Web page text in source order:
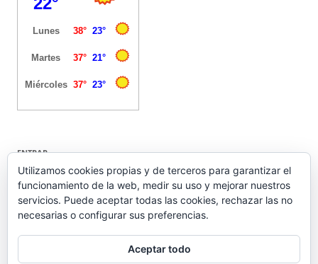
ENTRAR
Acceder
Feed de entradas
Feed de comentarios
WordPress.org
Utilizamos cookies propias y de terceros para garantizar el
funcionamiento de la web, medir su uso y mejorar nuestros
servicios. Puede aceptar todas las cookies, rechazar las no
necesarias o configurar sus preferencias.
Aceptar todo